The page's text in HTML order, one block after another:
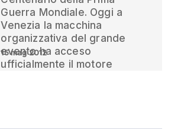
Guerra Mondiale. Oggi a
Venezia la macchina
organizzativa del grande
evento ha acceso
ufficialmente il motore
15 mag 2012